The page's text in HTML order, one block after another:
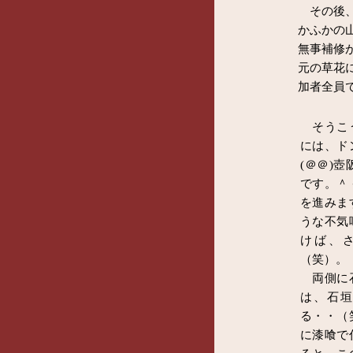
その後
かふかの
無事補修
元の草花
加者全員
そうこ
には、ド
(＠＠)壺
です。＾
を進みま
うな不気
けば、
（笑）。
両側に
は、石
る・・
に漆喰で